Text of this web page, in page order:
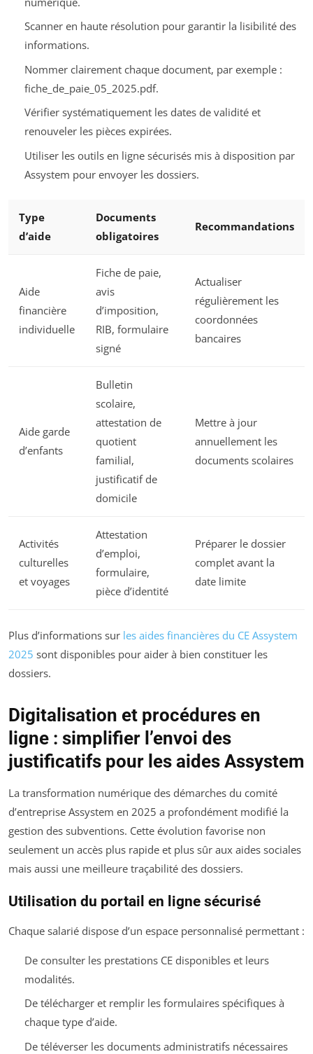
Scanner en haute résolution pour garantir la lisibilité des
informations.
Nommer clairement chaque document, par exemple :
fiche_de_paie_05_2025.pdf.
Vérifier systématiquement les dates de validité et
renouveler les pièces expirées.
Utiliser les outils en ligne sécurisés mis à disposition par
Assystem pour envoyer les dossiers.
Type
d’aide
Documents
obligatoires
Recommandations
Aide
financière
individuelle
Fiche de paie,
avis
d’imposition,
RIB, formulaire
signé
Actualiser
régulièrement les
coordonnées
bancaires
Aide garde
d’enfants
Bulletin
scolaire,
attestation de
quotient
familial,
justificatif de
domicile
Mettre à jour
annuellement les
documents scolaires
Activités
culturelles
et voyages
Attestation
d’emploi,
formulaire,
pièce d’identité
Préparer le dossier
complet avant la
date limite
Plus d’informations sur les aides financières du CE Assystem
2025 sont disponibles pour aider à bien constituer les
dossiers.
Digitalisation et procédures en
ligne : simplifier l’envoi des
justificatifs pour les aides Assystem
La transformation numérique des démarches du comité
d’entreprise Assystem en 2025 a profondément modifié la
gestion des subventions. Cette évolution favorise non
seulement un accès plus rapide et plus sûr aux aides sociales
mais aussi une meilleure traçabilité des dossiers.
Utilisation du portail en ligne sécurisé
Chaque salarié dispose d’un espace personnalisé permettant :
De consulter les prestations CE disponibles et leurs
modalités.
De télécharger et remplir les formulaires spécifiques à
chaque type d’aide.
De téléverser les documents administratifs nécessaires